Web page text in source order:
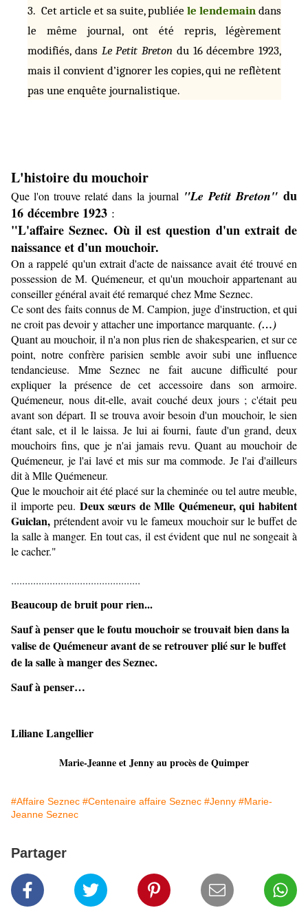
3. Cet article et sa suite, publiée le lendemain dans
le même journal, ont été repris, légèrement
modifiés, dans Le Petit Breton du 16 décembre 1923,
mais il convient d’ignorer les copies, qui ne reflètent
pas une enquête journalistique.
L'histoire du mouchoir
Que l'on trouve relaté dans la journal "Le Petit Breton" du
16 décembre 1923 :
"L'affaire Seznec. Où il est question d'un extrait de
naissance et d'un mouchoir.
On a rappelé qu'un extrait d'acte de naissance avait été trouvé en
possession de M. Quémeneur, et qu'un mouchoir appartenant au
conseiller général avait été remarqué chez Mme Seznec.
Ce sont des faits connus de M. Campion, juge d'instruction, et qui
ne croit pas devoir y attacher une importance marquante. (…)
Quant au mouchoir, il n'a non plus rien de shakespearien, et sur ce
point, notre confrère parisien semble avoir subi une influence
tendancieuse. Mme Seznec ne fait aucune difficulté pour
expliquer la présence de cet accessoire dans son armoire.
Quémeneur, nous dit-elle, avait couché deux jours ; c'était peu
avant son départ. Il se trouva avoir besoin d'un mouchoir, le sien
étant sale, et il le laissa. Je lui ai fourni, faute d'un grand, deux
mouchoirs fins, que je n'ai jamais revu. Quant au mouchoir de
Quémeneur, je l'ai lavé et mis sur ma commode. Je l'ai d'ailleurs
dit à Mlle Quémeneur.
Que le mouchoir ait été placé sur la cheminée ou tel autre meuble,
il importe peu. Deux sœurs de Mlle Quémeneur, qui habitent
Guiclan, prétendent avoir vu le fameux mouchoir sur le buffet de
la salle à manger. En tout cas, il est évident que nul ne songeait à
le cacher."
...............................................
Beaucoup de bruit pour rien...
Sauf à penser que le foutu mouchoir se trouvait bien dans la
valise de Quémeneur avant de se retrouver plié sur le buffet
de la salle à manger des Seznec.
Sauf à penser…
Liliane Langellier
Marie-Jeanne et Jenny au procès de Quimper
#Affaire Seznec #Centenaire affaire Seznec #Jenny #Marie-
Jeanne Seznec
Partager